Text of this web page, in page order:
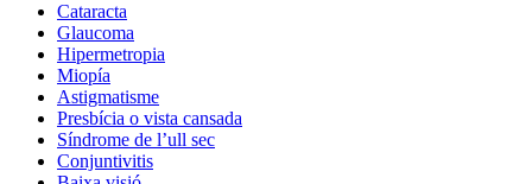
Cataracta
Glaucoma
Hipermetropia
Miopía
Astigmatisme
Presbícia o vista cansada
Síndrome de l’ull sec
Conjuntivitis